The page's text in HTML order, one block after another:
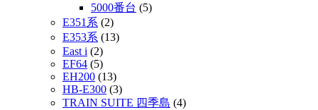
5000番台 (5)
E351系 (2)
E353系 (13)
East i (2)
EF64 (5)
EH200 (13)
HB-E300 (3)
TRAIN SUITE 四季島 (4)